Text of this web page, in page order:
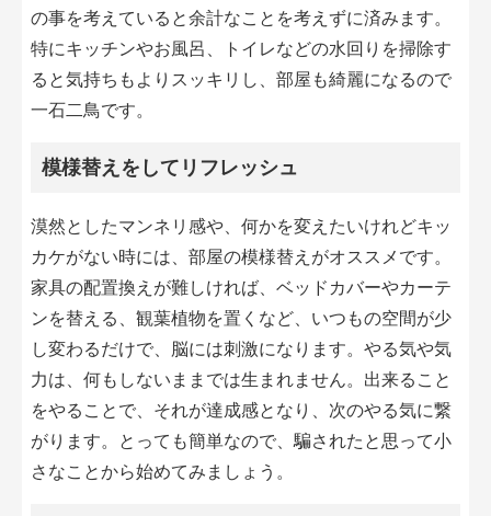
の事を考えていると余計なことを考えずに済みます。
特にキッチンやお風呂、トイレなどの水回りを掃除す
ると気持ちもよりスッキリし、部屋も綺麗になるので
一石二鳥です。
模様替えをしてリフレッシュ
漠然としたマンネリ感や、何かを変えたいけれどキッ
カケがない時には、部屋の模様替えがオススメです。
家具の配置換えが難しければ、ベッドカバーやカーテ
ンを替える、観葉植物を置くなど、いつもの空間が少
し変わるだけで、脳には刺激になります。やる気や気
力は、何もしないままでは生まれません。出来ること
をやることで、それが達成感となり、次のやる気に繋
がります。とっても簡単なので、騙されたと思って小
さなことから始めてみましょう。